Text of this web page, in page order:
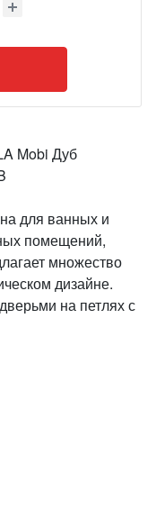
Mobi Дуб
для ванных и
помещений,
множество
дизайне.
на петлях с